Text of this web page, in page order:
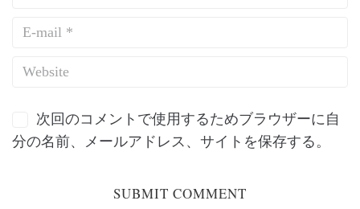
次回のコメントで使用するためブラウザーに自
分の名前、メールアドレス、サイトを保存する。